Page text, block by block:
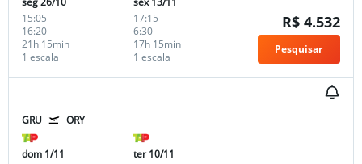
15:05-
16:20
1 escala
21h 15min
17:15-
6:30
1 escala
17h 15min
R$ 4.532
Pesquisar
GRU ORY
dom 1/11
ter 10/11